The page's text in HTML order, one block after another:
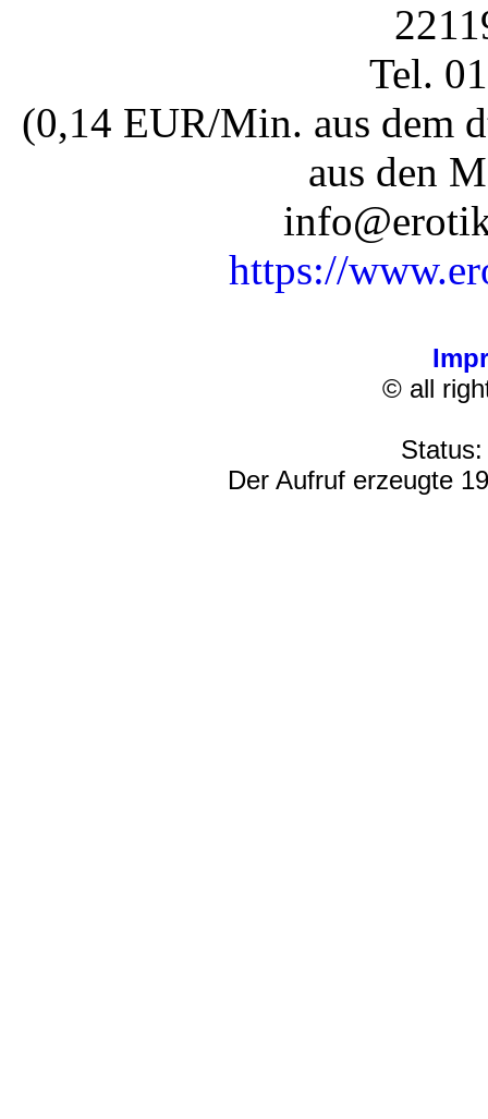
Tel.
(0,14 EUR/Min. aus dem
aus den
https://
© all
Der Aufruf erzeugte